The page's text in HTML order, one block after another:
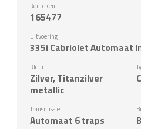
Kenteken
165477
Uitvoering
335i Cabriolet Automaat
Kleur
Zilver, Titanzilver
metallic
Transmissie
Automaat 6 traps